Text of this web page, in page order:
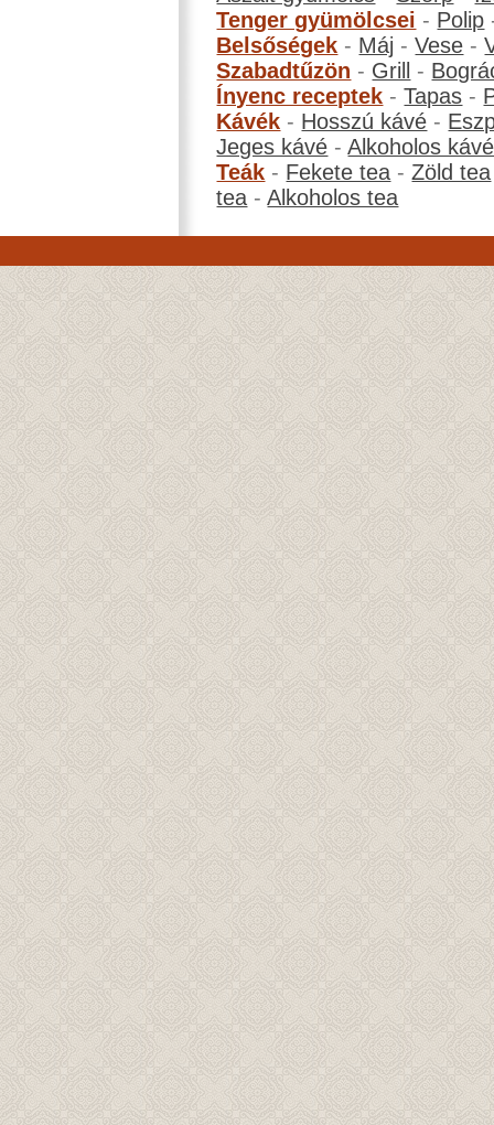
Tenger gyümölcsei - Polip
Belsőségek - Máj -Vese -
Szabadtűzön - Grill -
Ínyenc receptek -Tapas -
Kávék - Hosszú kávé -
Jeges kávé -Alkoholos kávé
Teák - Fekete tea -Zöld tea
tea -Alkoholos tea